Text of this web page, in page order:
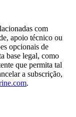
com
apoio técnico ou
opcionais de
base legal, como
que permita tal
a subscrição,
.